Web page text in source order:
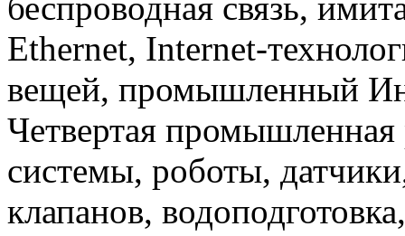
Ethernet, Internet-
вещей, промышленный
Четвертая
системы, роботы,
клапанов,